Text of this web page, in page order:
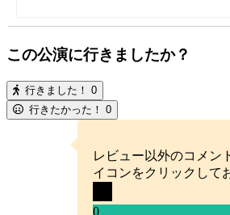
この公演に行きましたか？
行きました！ 0
行きたかった！ 0
レビュー以外のコメン
イコンをクリックして
0